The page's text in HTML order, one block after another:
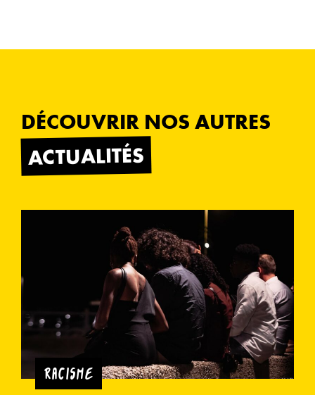
DÉCOUVRIR NOS AUTRES
ACTUALITÉS
RACISME